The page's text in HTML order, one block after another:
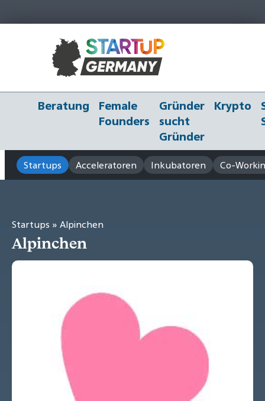
Beratung
Female
Founders
Gründer
sucht
Gründer
Krypto
Startups Acceleratoren Inkubatoren Co-
Startups » Alpinchen
Alpinchen